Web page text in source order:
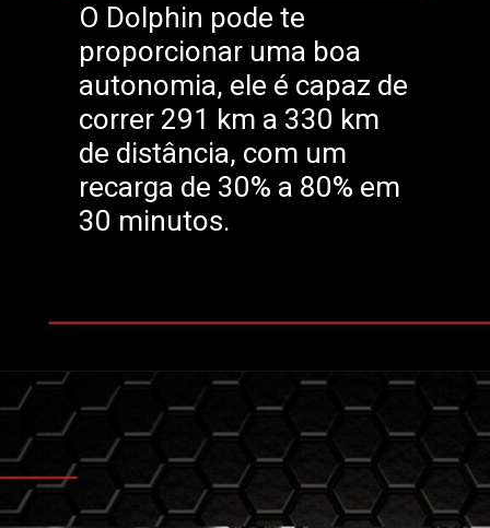
O Dolphin pode te
proporcionar uma boa
autonomia, ele é capaz de
correr 291 km a 330 km
de distância, com um
recarga de 30% a 80% em
30 minutos.